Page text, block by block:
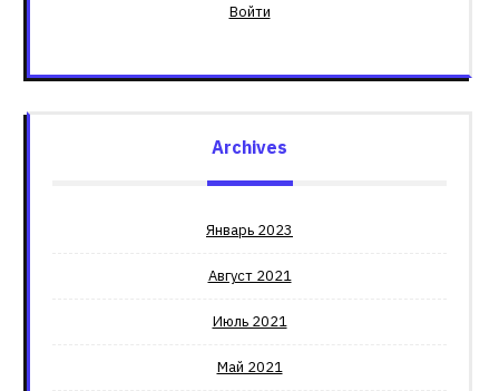
Войти
Archives
Январь 2023
Август 2021
Июль 2021
Май 2021